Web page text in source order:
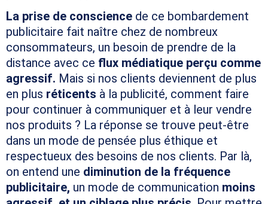
La prise de conscience de ce bombardement
publicitaire fait naître chez de nombreux
consommateurs, un besoin de prendre de la
distance avec ce flux médiatique perçu comme
agressif. Mais si nos clients deviennent de plus
en plus réticents à la publicité, comment faire
pour continuer à communiquer et à leur vendre
nos produits ? La réponse se trouve peut-être
dans un mode de pensée plus éthique et
respectueux des besoins de nos clients. Par là,
on entend une diminution de la fréquence
publicitaire, un mode de communication moins